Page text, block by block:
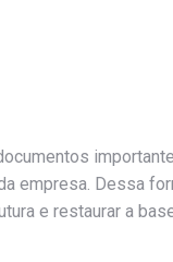
empresa. Dessa
e restaurar a